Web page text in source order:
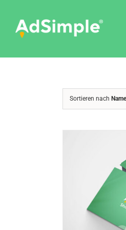
content
Sortieren nach Name